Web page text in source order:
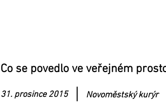
Co se povedlo ve veřejném
31. prosince 2015 Novoměstský kurýr